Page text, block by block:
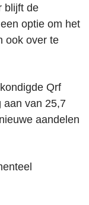
blijft de
optie om het
ook over te
Qrf
aan van 25,7
aandelen